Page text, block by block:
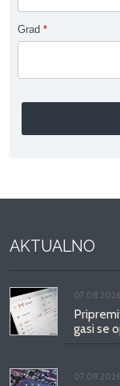
Grad *
AKTUALNO
gasi se